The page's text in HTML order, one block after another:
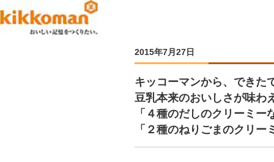
2015年7月27日
キッコーマンから、できた
豆乳本来のおいしさが味わ
「４種のだしのクリーミー
「２種のねりごまのクリ